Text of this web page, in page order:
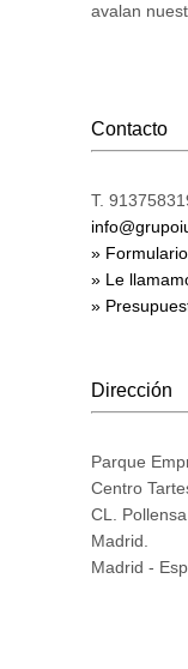
avalan
Contacto
T.
»
» Le
»
Dirección
Parque
Centro
CL.
Madrid.
Madrid -